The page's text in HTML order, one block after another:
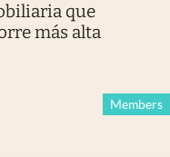
que
más alta
Members